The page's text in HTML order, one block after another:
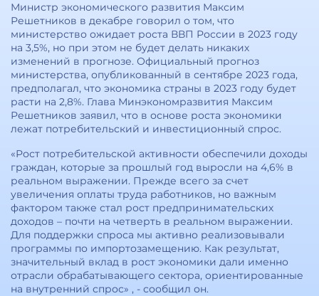
Министр экономического развития Максим
Решетников в декабре говорил о том, что
министерство ожидает роста ВВП России в 2023 году
на 3,5%, но при этом не будет делать никаких
изменений в прогнозе. Официальный прогноз
министерства, опубликованный в сентябре 2023 года,
предполагал, что экономика страны в 2023 году будет
расти на 2,8%. Глава Минэкономразвития Максим
Решетников заявил, что в основе роста экономики
лежат потребительский и инвестиционный спрос.
«Рост потребительской активности обеспечили доходы
граждан, которые за прошлый год выросли на 4,6% в
реальном выражении. Прежде всего за счет
увеличения оплаты труда работников, но важным
фактором также стал рост предпринимательских
доходов – почти на четверть в реальном выражении.
Для поддержки спроса мы активно реализовывали
программы по импортозамещению. Как результат,
значительный вклад в рост экономики дали именно
отрасли обрабатывающего сектора, ориентированные
на внутренний спрос» , - сообщил он.